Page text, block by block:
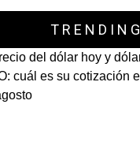
TRENDING